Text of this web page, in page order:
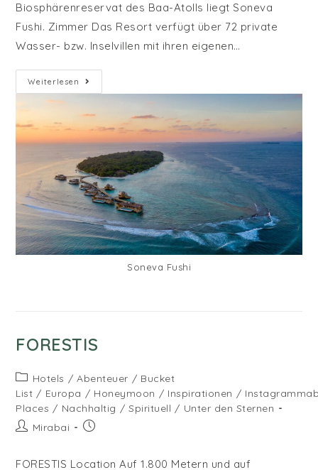
Biosphärenreservat des Baa-Atolls liegt Soneva
Fushi. Zimmer Das Resort verfügt über 72 private
Wasser- bzw. Inselvillen mit ihren eigenen…
Weiterlesen Soneva
Fushi
Soneva Fushi
FORESTIS
Beitrags-
Kategorie:
Hotels / Abenteuer / Bucket
List / Europa / Honeymoon / Inspirationen /
Places / Nachhaltig / Spirituell / Unter den Sternen
Beitrags-
Mirabai
Beitrag
FORESTIS Location Auf 1.800 Metern und auf